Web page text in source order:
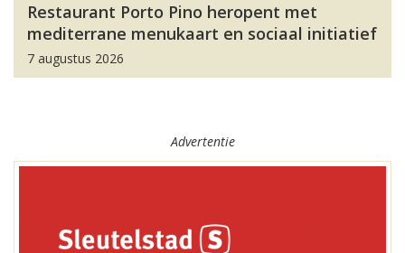
Restaurant Porto Pino heropent met
mediterrane menukaart en sociaal initiatief
7 augustus 2026
Advertentie